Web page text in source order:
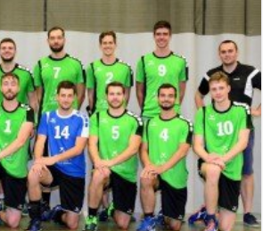
Booischot
legt
nummer
twee
vuur
aan
de
schenen